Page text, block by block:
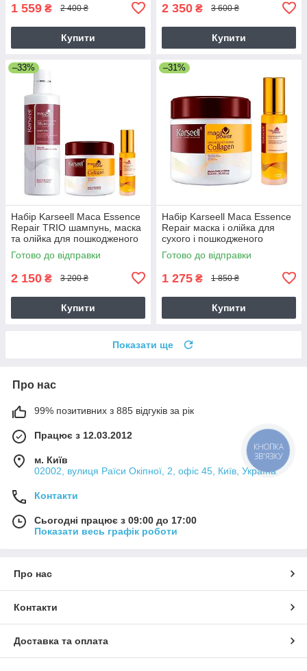
1 559 ₴ 2 400 ₴
Купити
2 350 ₴ 3 600 ₴
Купити
–33%
Набір Karseell Мaca Essence
Repair TRIO шампунь, маска
та олійка для пошкодженого
волосся, 500/500/50 мл
Готово до відправки
2 150 ₴ 3 200 ₴
Купити
–31%
Набір Karseell Мaca Essence
Repair маска і олійка для
сухого і пошкодженого
волосся, 500/50 мл
Готово до відправки
1 275 ₴ 1 850 ₴
Купити
Показати ще
Про нас
99% позитивних з 885 відгуків за рік
Працює з 12.03.2012
м. Київ
02002, вулиця Раїси Окіпної, 2, офіс 45, Київ, Україна
Контакти
Сьогодні працює з 09:00 до 17:00
Показати весь графік роботи
Про нас
Контакти
Доставка та оплата
КНОПКА
ЗВ'ЯЗКУ